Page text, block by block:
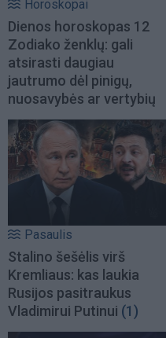
Horoskopai
Dienos horoskopas 12
Zodiako ženklų: gali
atsirasti daugiau
jautrumo dėl pinigų,
nuosavybės ar vertybių
Pasaulis
Stalino šešėlis virš
Kremliaus: kas laukia
Rusijos pasitraukus
Vladimirui Putinui (1)